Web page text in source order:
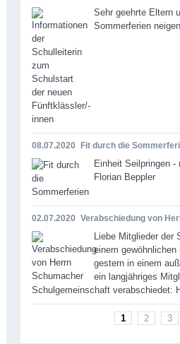
Sehr geehrte Eltern
Sommerferien
08.07.2020 Fit durch die
Einheit Seilpringen -
Florian Beppler
02.07.2020 Verabschiedung von
Liebe Mitglieder
einem gewöhnlichen
gestern in einem
ein langjähriges
Schulgemeinschaft verabschiedet:
1 2 3